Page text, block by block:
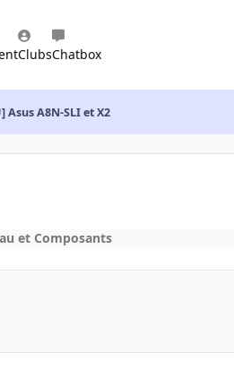
ClubsChatbox
Asus A8N-SLI et X2
et Composants